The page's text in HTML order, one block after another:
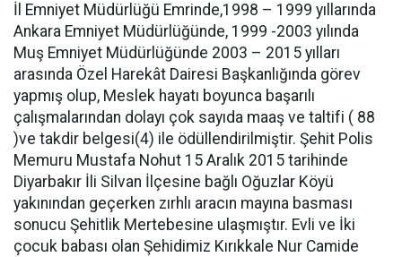
İl Emniyet Müdürlüğü Emrinde,1998 – 1999 yıllarında
Ankara Emniyet Müdürlüğünde, 1999 -2003 yılında
Muş Emniyet Müdürlüğünde 2003 – 2015 yılları
arasında Özel Harekât Dairesi Başkanlığında görev
yapmış olup, Meslek hayatı boyunca başarılı
çalışmalarından dolayı çok sayıda maaş ve taltifi ( 88
)ve takdir belgesi(4) ile ödüllendirilmiştir. Şehit Polis
Memuru Mustafa Nohut 15 Aralık 2015 tarihinde
Diyarbakır İli Silvan İlçesine bağlı Oğuzlar Köyü
yakınından geçerken zırhlı aracın mayına basması
sonucu Şehitlik Mertebesine ulaşmıştır. Evli ve İki
çocuk babası olan Şehidimiz Kırıkkale Nur Camide